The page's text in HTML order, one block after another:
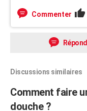
Commenter
Discussions similaires
Comment faire
douche ?